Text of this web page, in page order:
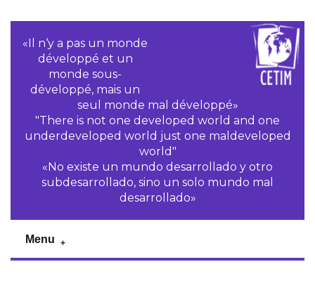
«Il n‘y a pas un monde
développé et un
monde sous-
développé, mais un
seul monde mal développé»
"There is not one developed world and one
underdeveloped world just one maldeveloped
world"
«No existe un mundo desarrollado y otro
subdesarrollado, sino un solo mundo mal
desarrollado»
Menu